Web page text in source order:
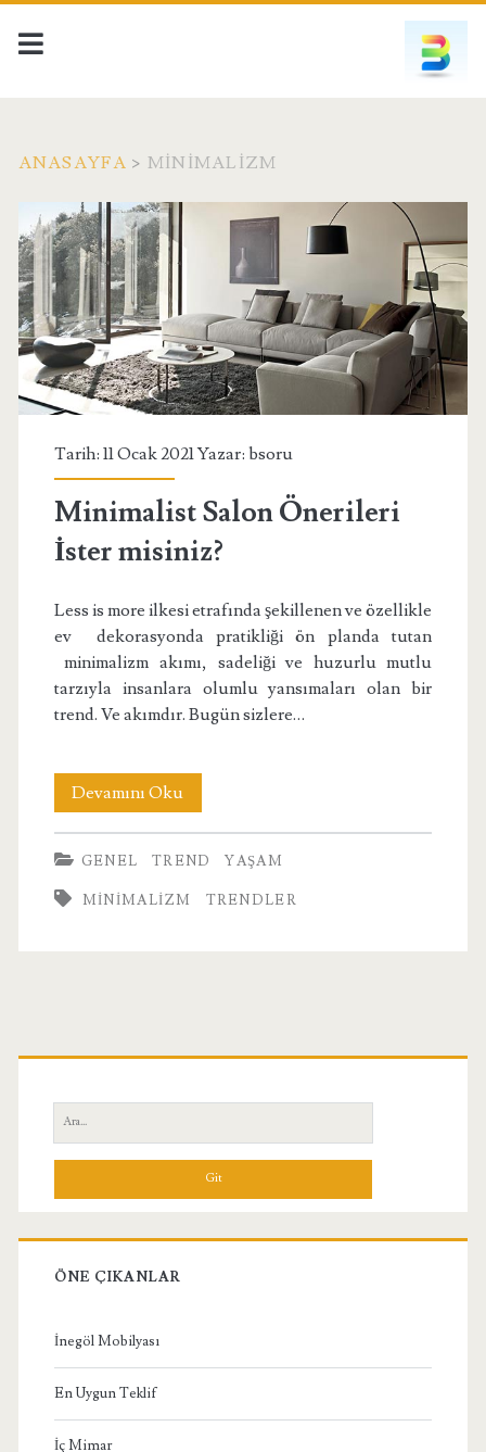
ANASAYFA > MINIMALIZM
Etiket:
<span>minimalizm</
Tarih: 11 Ocak 2021 Yazar: bsoru
Minimalist Salon Önerileri
İster misiniz?
Less is more ilkesi etrafında şekillenen ve özellikle
ev dekorasyonda pratikliği ön planda tutan
minimalizm akımı, sadeliği ve huzurlu mutlu
tarzıyla insanlara olumlu yansımaları olan bir
trend. Ve akımdır. Bugün sizlere…
Devamını OkuMinimalist
Salon
Önerileri
İster
GENEL TREND YAŞAM
MINIMALIZM TRENDLER
Birincil
Yan
Menü
Ara:
ÖNE ÇIKANLAR
İnegöl Mobilyası
En Uygun Teklif
İç Mimar